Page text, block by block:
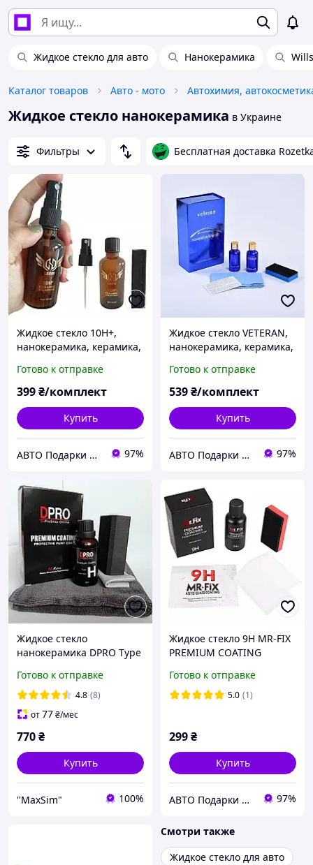
Жидкое стекло для авто Нанокерамика
Каталог товаров Авто - мото
Жидкое стекло нанокерамика в Украине
Фильтры Бесплатная доставка
Жидкое стекло 10H+,
нанокерамика, керамика,
гидрофобное покрытие,
50ml
Готово к отправке
399₴/комплект
Купить
АВТО Подарки Аксессуары и Товары для ХОББИ 97%
Жидкое стекло VETERAN,
нанокерамика, керамика,
гидрофобное покрытие,
2x30ml
Готово к отправке
539₴/комплект
Купить
АВТО Подарки Аксессуары и Товары для ХОББИ 97%
Жидкое стекло
нанокерамика DPRO Type
Nano Ceramic Нано
Керамика для авто
Япония 30 мл
Готово к отправке
4.8 (8)
от77₴/мес
770₴
Купить
"MaxSim" 100%
Жидкое стекло 9H MR-FIX
PREMIUM COATING
жидкая керамика,
гидрофобное покрытие
Готово к отправке
5.0 (1)
299₴
Купить
АВТО Подарки Аксессуары и Товары для ХОББИ 97%
Смотри также
Жидкое стекло для авто